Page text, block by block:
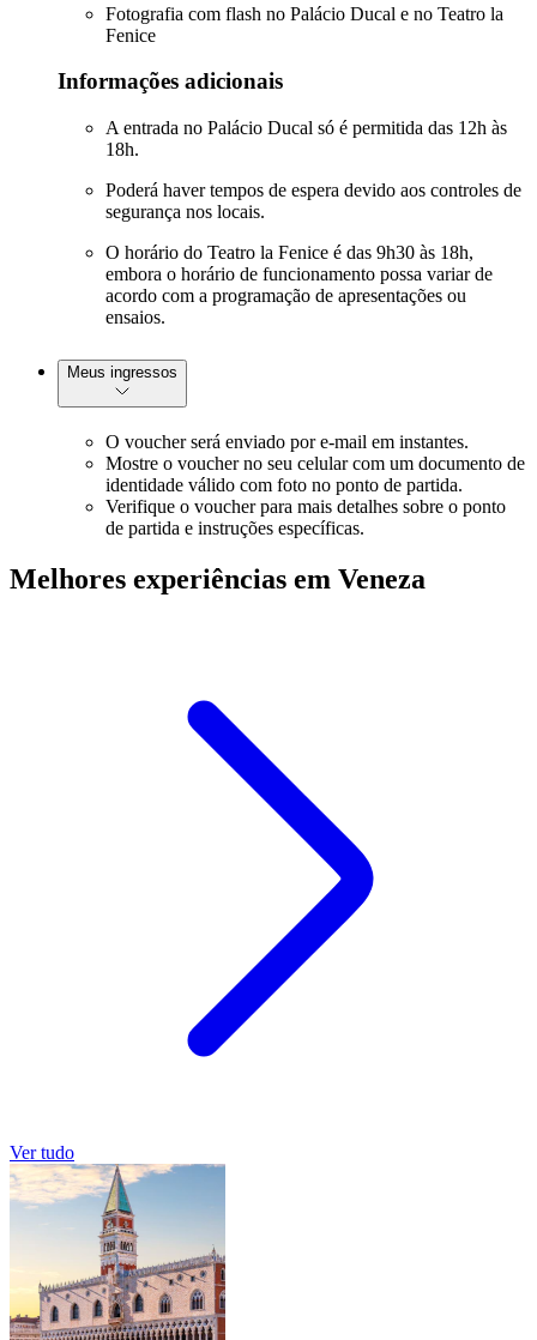
Fotografia com flash no Palácio Ducal e no Teatro la
Fenice
Informações adicionais
A entrada no Palácio Ducal só é permitida das 12h às
18h.
Poderá haver tempos de espera devido aos controles de
segurança nos locais.
O horário do Teatro la Fenice é das 9h30 às 18h,
embora o horário de funcionamento possa variar de
acordo com a programação de apresentações ou
ensaios.
Meus ingressos
O voucher será enviado por e-mail em instantes.
Mostre o voucher no seu celular com um documento de
identidade válido com foto no ponto de partida.
Verifique o voucher para mais detalhes sobre o ponto
de partida e instruções específicas.
Melhores experiências em Veneza
Ver tudo